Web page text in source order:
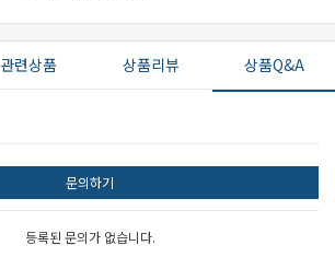
관련상품 상품리뷰 상품Q&A
문의하기
등록된 문의가 없습니다.